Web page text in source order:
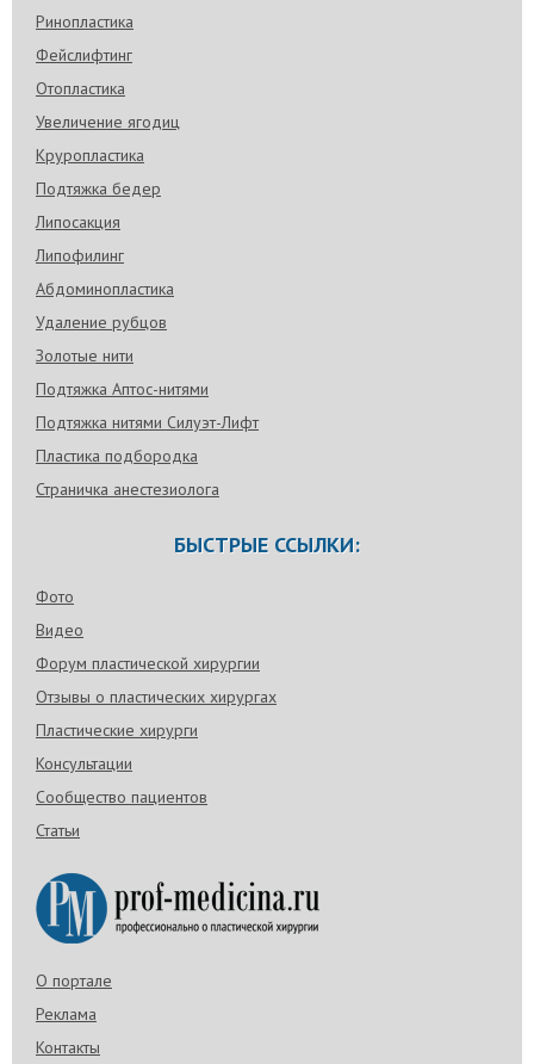
Ринопластика
Фейслифтинг
Отопластика
Увеличение ягодиц
Круропластика
Подтяжка бедер
Липосакция
Липофилинг
Абдоминопластика
Удаление рубцов
Золотые нити
Подтяжка Аптос-нитями
Подтяжка нитями Силуэт-Лифт
Пластика подбородка
Страничка анестезиолога
БЫСТРЫЕ ССЫЛКИ:
Фото
Видео
Форум пластической хирургии
Отзывы о пластических хирургах
Пластические хирурги
Консультации
Сообщество пациентов
Статьи
О портале
Реклама
Контакты